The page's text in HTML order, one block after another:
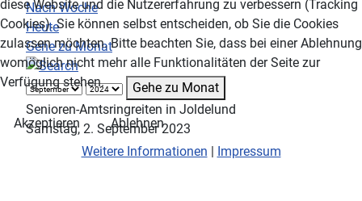
Nach Woche
Heute
Gehe zu Monat
Gehe zu Monat
Senioren-Amtsringreiten in Joldelund
Samstag, 2. September 2023
diese Website und die Nutzererfahrung zu verbessern (Tracking
Cookies). Sie können selbst entscheiden, ob Sie die Cookies
zulassen möchten. Bitte beachten Sie, dass bei einer Ablehnung
womöglich nicht mehr alle Funktionalitäten der Seite zur
Verfügung stehen.
Akzeptieren
Ablehnen
Weitere Informationen | Impressum